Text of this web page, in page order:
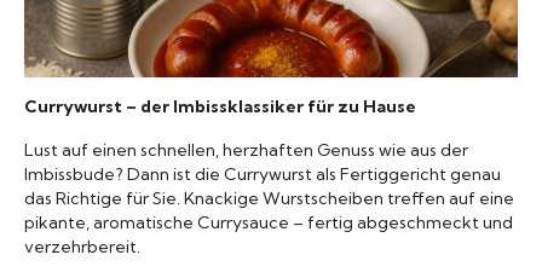
Konserven
Marmelade
Currywurst – der Imbissklassiker für zu Hause
Lust auf einen schnellen, herzhaften Genuss wie aus der
Imbissbude? Dann ist die Currywurst als Fertiggericht genau
das Richtige für Sie. Knackige Wurstscheiben treffen auf eine
pikante, aromatische Currysauce – fertig abgeschmeckt und
verzehrbereit.